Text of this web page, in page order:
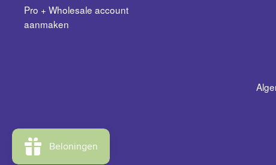
Pro + Wholesale account
aanmaken